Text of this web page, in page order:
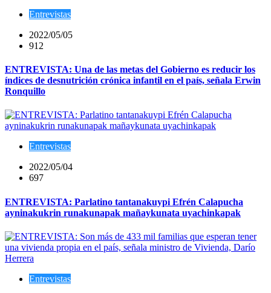
Entrevistas
2022/05/05
912
ENTREVISTA: Una de las metas del Gobierno es reducir los
índices de desnutrición crónica infantil en el país, señala Erwin
Ronquillo
Entrevistas
2022/05/04
697
ENTREVISTA: Parlatino tantanakuypi Efrén Calapucha
ayninakukrin runakunapak mañaykunata uyachinkapak
Entrevistas